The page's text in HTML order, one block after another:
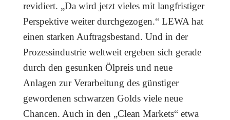
revidiert. „Da wird jetzt vieles mit langfristiger
Perspektive weiter durchgezogen.“ LEWA hat
einen starken Auftragsbestand. Und in der
Prozessindustrie weltweit ergeben sich gerade
durch den gesunken Ölpreis und neue
Anlagen zur Verarbeitung des günstiger
gewordenen schwarzen Golds viele neue
Chancen. Auch in den „Clean Markets“ etwa